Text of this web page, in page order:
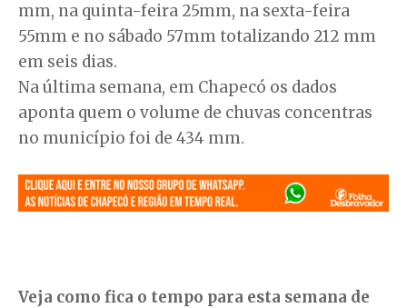
mm, na quinta-feira 25mm, na sexta-feira
55mm e no sábado 57mm totalizando 212 mm
em seis dias.
Na última semana, em Chapecó os dados
aponta quem o volume de chuvas concentras
no município foi de 434 mm.
Veja como fica o tempo para esta semana de